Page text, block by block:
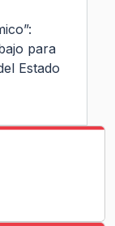
para
Estado